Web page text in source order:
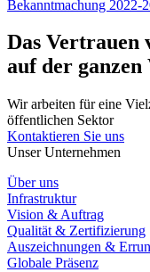
Bekanntmachung 2022-
Das Vertrauen
auf der ganzen
Wir arbeiten für eine
öffentlichen Sektor
Kontaktieren Sie uns
Unser Unternehmen
Über uns
Infrastruktur
Vision & Auftrag
Qualität & Zertifizierung
Auszeichnungen &
Globale Präsenz